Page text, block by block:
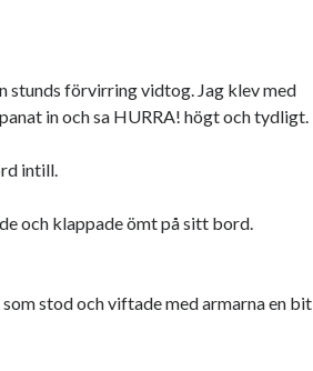
stunds förvirring vidtog. Jag klev med
in och sa HURRA! högt och tydligt.
intill.
och klappade ömt på sitt bord.
stod och viftade med armarna en bit